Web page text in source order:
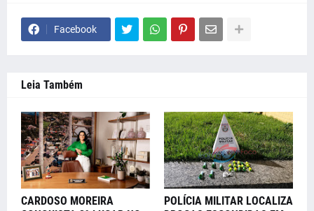
Facebook
Leia Também
CARDOSO MOREIRA
POLÍCIA MILITAR LOCALIZA